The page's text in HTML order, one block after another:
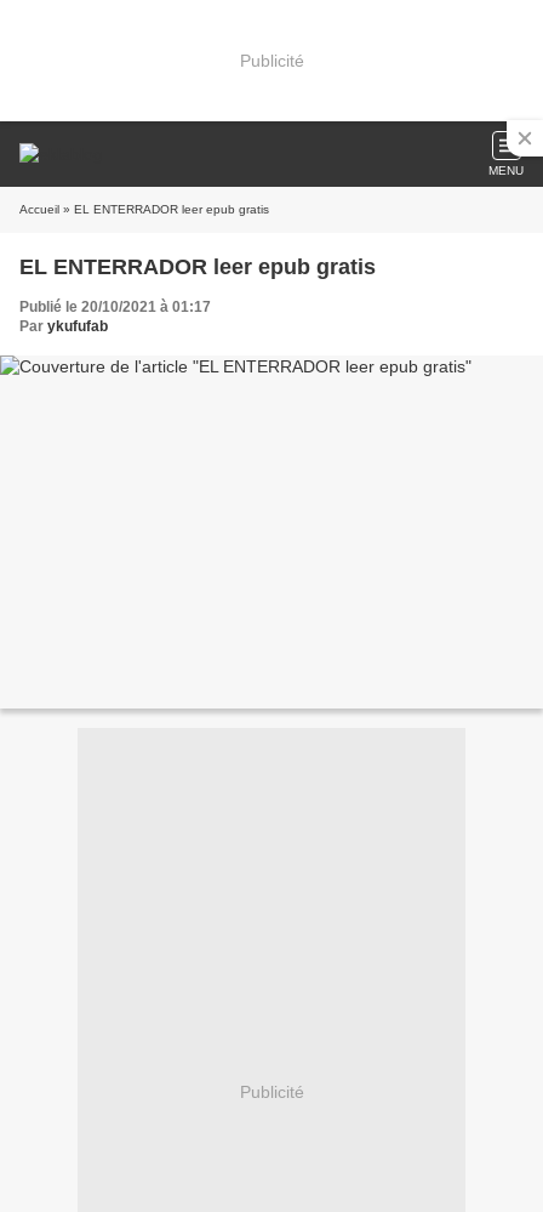
Publicité
MENU
Accueil » EL ENTERRADOR leer epub gratis
EL ENTERRADOR leer epub gratis
Publié le 20/10/2021 à 01:17
Par ykufufab
Publicité